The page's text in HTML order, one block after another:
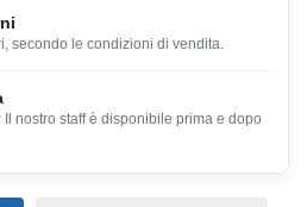
secondo le condizioni di vendita.
nostro staff è disponibile prima e dopo